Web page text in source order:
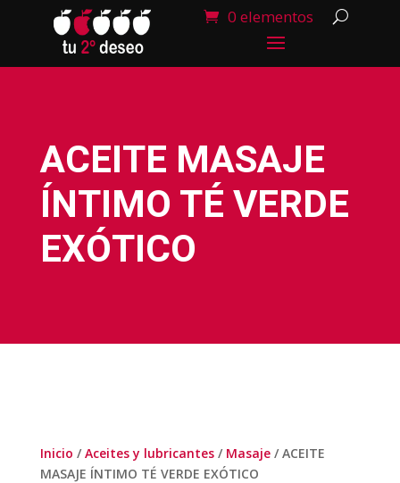
0 elementos
ACEITE MASAJE
ÍNTIMO TÉ VERDE
EXÓTICO
Inicio /Aceites y lubricantes/ Masaje/ ACEITE
MASAJE ÍNTIMO TÉ VERDE EXÓTICO